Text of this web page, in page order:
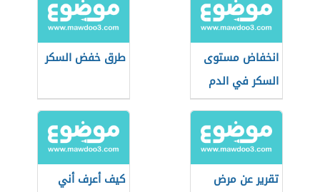
انخفاض مستوى
السكر في الدم
طرق خفض السكر
تقرير عن مرض
كيف أعرف أني